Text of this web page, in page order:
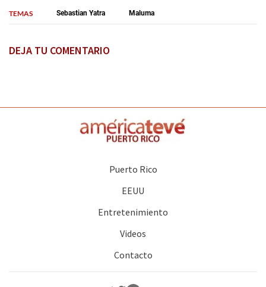
TEMAS Sebastian Yatra Maluma
DEJA TU COMENTARIO
Puerto Rico
EEUU
Entretenimiento
Videos
Contacto